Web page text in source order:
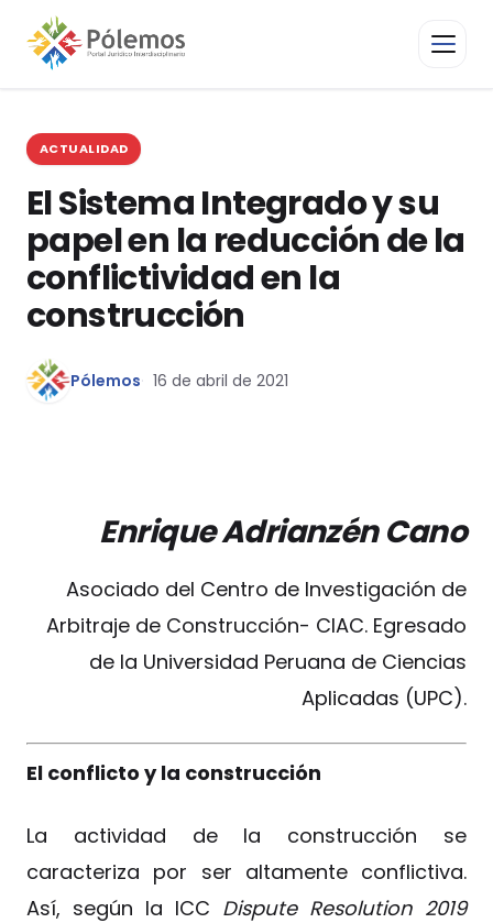
ACTUALIDAD
El Sistema Integrado y su
papel en la reducción de la
conflictividad en la
construcción
Pólemos 16 de abril de 2021
Enrique Adrianzén Cano
Asociado del Centro de Investigación de
Arbitraje de Construcción- CIAC. Egresado
de la Universidad Peruana de Ciencias
Aplicadas (UPC).
El conflicto y la construcción
La actividad de la construcción se
caracteriza por ser altamente conflictiva.
Así, según la ICC Dispute Resolution 2019